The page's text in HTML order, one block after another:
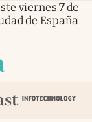
viernes 7 de
de España
pestañapestaña
en nueva pestaña